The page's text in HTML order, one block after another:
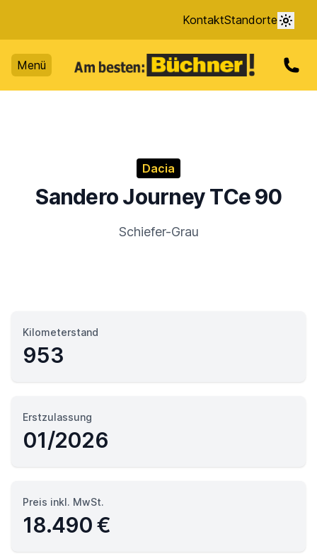
KontaktStandorte
Menü
Dacia
Sandero Journey TCe 90
Schiefer-Grau
Kilometerstand
953
Erstzulassung
01/2026
Preis inkl. MwSt.
18.490 €